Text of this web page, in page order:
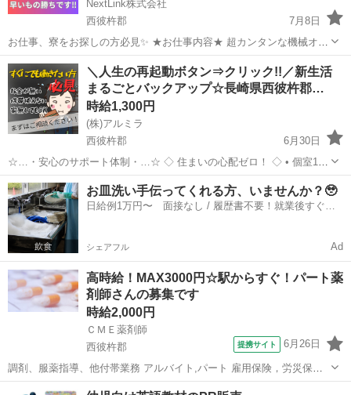
NextLink株式会社
西彼杵郡
7月8日
お仕事、寮をお探しの方必見✨ ★お仕事内容★ 超カンタンな機械オペ
レーターのお仕事をお任せします！ ①機械に具材をセット ②カンタン
なタッチパネルで機械操作 ③できあがった製品の取り出し ④製品の目
視検査...
長崎 西彼杵郡 軽作業 カンタン
＼人生の再起動ボタン⇒クリック!!／新生活
まるごとバックアップ☆長崎県西彼杵郡…
時給1,300円
(株)アルミラ
西彼杵郡
6月30日
☆…・安心のサポート体制・…☆ ◇ 住まいの心配ゼロ！ ◇ • 個室1R
完全無料！ • 即日入寮OK！など ◇ 所持金ゼロでもスタートできる！
◇ • 食費・生活費のサポート • 移動費用...
長崎 西彼杵郡 工場 完全無料
お皿洗い手伝ってくれる方、いませんか？🥹
日給例1万円〜 面接なし / 履歴書不要！就業後すぐに
シェアフル Ad
高時給！MAX3000円☆駅からすぐ！パート薬
剤師さんの募集です
時給2,000円
ＣＭＥ薬剤師
西彼杵郡
提携サイト 6月26日
調剤、服薬指導、他付帯業務 アルバイト,パート 雇用保険，労災保
険，健康保険，厚生年金 ◎「薬剤師資格をお持ちの方」向け求人です
西彼杵郡 薬剤師